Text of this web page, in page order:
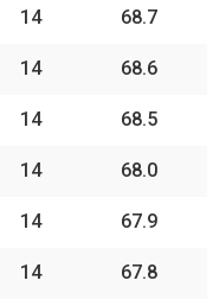
14 68.7
14 68.6
14 68.5
14 68.0
14 67.9
14 67.8